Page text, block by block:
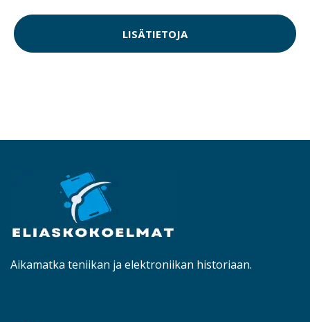
LISÄTIETOJA
Aikamatka teniikan ja elektroniikan historiaan.